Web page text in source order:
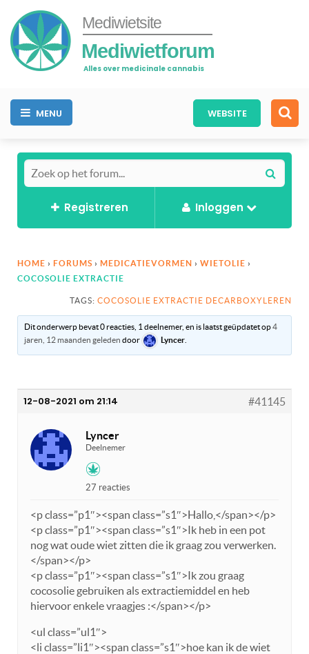
Mediwietsite
Mediwietforum
Alles over medicinale cannabis
MENU WEBSITE
Registreren Inloggen
HOME › FORUMS › MEDICATIEVORMEN › WIETOLIE ›
COCOSOLIE EXTRACTIE
TAGS: COCOSOLIE EXTRACTIE DECARBOXYLEREN
Dit onderwerp bevat 0 reacties, 1 deelnemer, en is laatst geüpdatet op4
jaren, 12 maanden geleden door Lyncer
12-08-2021 om 21:14 #41145
Lyncer
Deelnemer
27 reacties
<p class=”p1″><span class=”s1″>Hallo,</span></p>
<p class=”p1″><span class=”s1″>Ik heb in een pot
nog wat oude wiet zitten die ik graag zou verwerken.
</span></p>
<p class=”p1″><span class=”s1″>Ik zou graag
cocosolie gebruiken als extractiemiddel en heb
hiervoor enkele vraagjes :</span></p>
<ul class=”ul1″>
<li class=”li1″><span class=”s1″>hoe kan ik de wiet